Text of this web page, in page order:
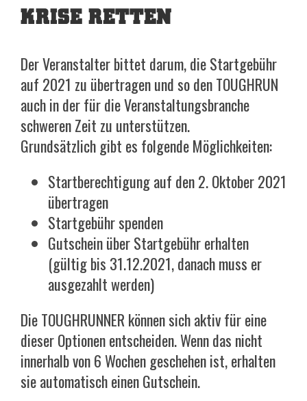
KRISE RETTEN
Der Veranstalter bittet darum, die Startgebühr
auf 2021 zu übertragen und so den TOUGHRUN
auch in der für die Veranstaltungsbranche
schweren Zeit zu unterstützen.
Grundsätzlich gibt es folgende Möglichkeiten:
Startberechtigung auf den 2. Oktober 2021
übertragen
Startgebühr spenden
Gutschein über Startgebühr erhalten
(gültig bis 31.12.2021, danach muss er
ausgezahlt werden)
Die TOUGHRUNNER können sich aktiv für eine
dieser Optionen entscheiden. Wenn das nicht
innerhalb von 6 Wochen geschehen ist, erhalten
sie automatisch einen Gutschein.